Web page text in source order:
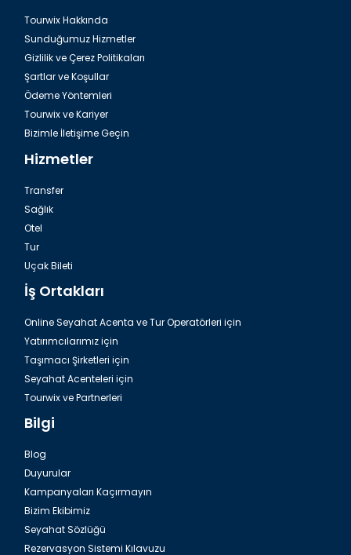
Tourwix Hakkında
Sunduğumuz Hizmetler
Gizlilik ve Çerez Politikaları
Şartlar ve Koşullar
Ödeme Yöntemleri
Tourwix ve Kariyer
Bizimle İletişime Geçin
Hizmetler
Transfer
Sağlık
Otel
Tur
Uçak Bileti
İş Ortakları
Online Seyahat Acenta ve Tur Operatörleri için
Yatırımcılarımız için
Taşımacı Şirketleri için
Seyahat Acenteleri için
Tourwix ve Partnerleri
Bilgi
Blog
Duyurular
Kampanyaları Kaçırmayın
Bizim Ekibimiz
Seyahat Sözlüğü
Rezervasyon Sistemi Kılavuzu